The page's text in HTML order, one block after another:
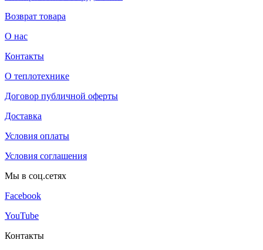
Возврат товара
О нас
Контакты
О теплотехнике
Договор публичной оферты
Доставка
Условия оплаты
Условия соглашения
Мы в соц.сетях
Facebook
YouTube
Контакты